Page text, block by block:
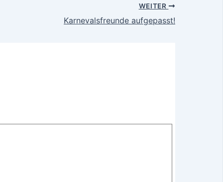
WEITER
Karnevalsfreunde aufgepasst!